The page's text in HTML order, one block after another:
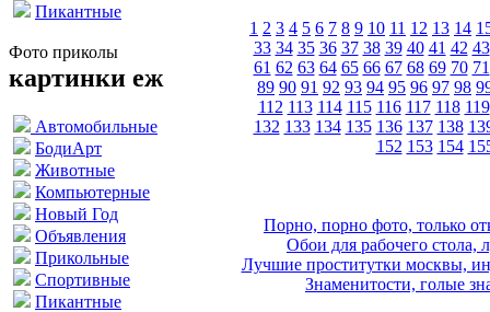
Пикантные
Фото приколы
картинки еж
Автомобильные
БодиАрт
Животные
Компьютерные
Новый Год
Объявления
Прикольные
Спортивные
Пикантные
1 2 3 4 5 6 7 8 9 10 11 12 13 14
33 34 35 36 37 38 39 40 41 42 43
61 62 63 64 65 66 67 68 69 70 71
89 90 91 92 93 94 95 96 97 98
112 113 114 115 116 117 118 119
132 133 134 135 136 137 138
152 153 154
Порно, порно фото, только
Обои для рабочего стола,
Лучшие проститутки москвы,
Знаменитости, голые